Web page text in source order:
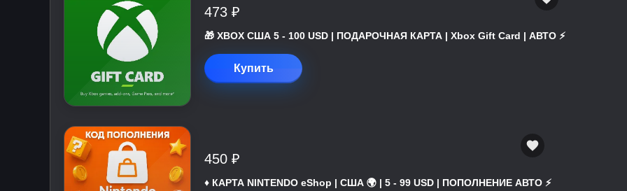
473 ₽
🎁 XBOX США 5 - 100 USD | ПОДАРОЧНАЯ КАРТА | Xbox Gift Card | АВТО ⚡
Купить
450 ₽
♦️ КАРТА NINTENDO eShop | США 🌍 | 5 - 99 USD | ПОПОЛНЕНИЕ АВТО ⚡